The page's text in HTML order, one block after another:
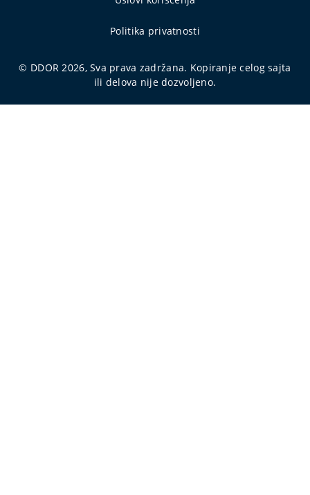
© DDOR 2026, Sva prava zadržana. Kopiranje celog sajta
ili delova nije dozvoljeno.
Politika privatnosti